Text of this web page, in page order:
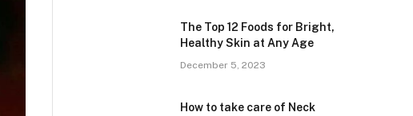
The Top 12 Foods for Bright,
Healthy Skin at Any Age
December 5, 2023
How to take care of Neck